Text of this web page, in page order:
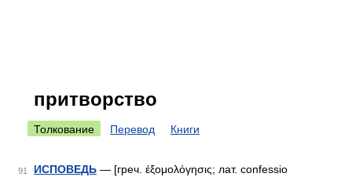
притворство
Толкование Перевод Книги
91 ИСПОВЕДЬ — [греч. ἐξομολόγησις; лат. confessio